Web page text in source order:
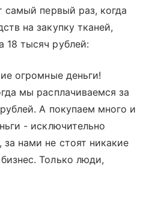
самый первый раз, когда
на закупку тканей,
18 тысяч рублей:
огромные деньги!
мы расплачиваемся за
А покупаем много и
- исключительно
нами не стоят никакие
Только люди,